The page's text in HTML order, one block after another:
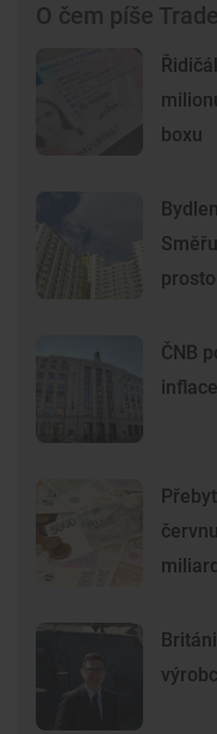
O čem píše
boxu
ČNB